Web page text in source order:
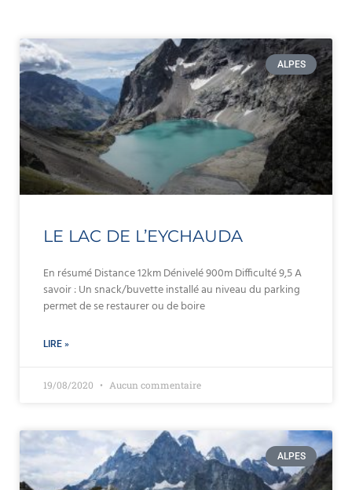
ALPES
LE LAC DE L’EYCHAUDA
En résumé Distance 12km Dénivelé 900m Difficulté 9,5 A
savoir : Un snack/buvette installé au niveau du parking
permet de se restaurer ou de boire
LIRE »
19/08/2020 Aucun commentaire
ALPES